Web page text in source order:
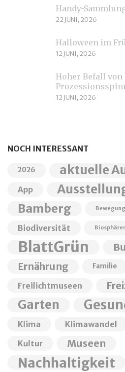
Handy-
22 JUNI, 2026
Halloween im
12 JUNI, 2026
Hoher Befall von
12 JUNI, 2026
NOCH INTERESSANT
2026 aktuelle
App
Bamberg Bewegung
Biodiversität
BlattGrün
Ernährung Familie
Freilichtmuseen
Garten
Klima Klimawandel
Kultur Museen
Nachhaltigkeit